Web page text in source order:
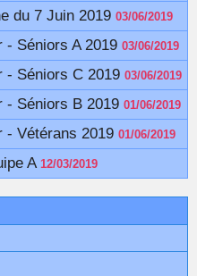
du 7 Juin 2019 03/06/2019
- Séniors A 2019 03/06/2019
- Séniors C 2019 03/06/2019
- Séniors B 2019 01/06/2019
- Vétérans 2019 01/06/2019
A 12/03/2019